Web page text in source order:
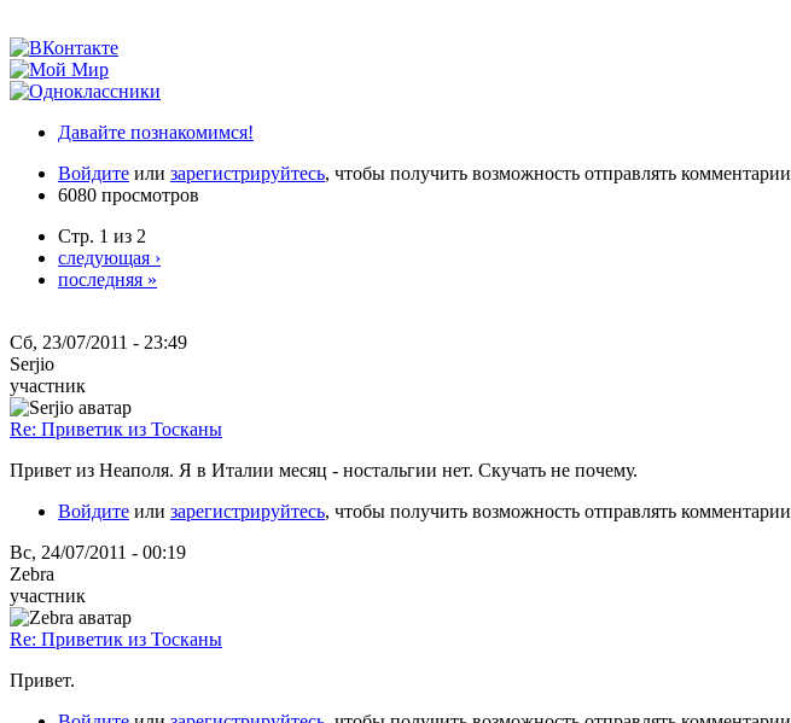
Давайте познакомимся!
Войдите или зарегистрируйтесь, чтобы получить возможность отправлять комментарии
6080 просмотров
Стр. 1 из 2
следующая ›
последняя »
Сб, 23/07/2011 - 23:49
Serjio
участник
Re: Приветик из Тосканы
Привет из Неаполя. Я в Италии месяц - ностальгии нет. Скучать не почему.
Войдите или зарегистрируйтесь, чтобы получить возможность отправлять комментарии
Вс, 24/07/2011 - 00:19
Zebra
участник
Re: Приветик из Тосканы
Привет.